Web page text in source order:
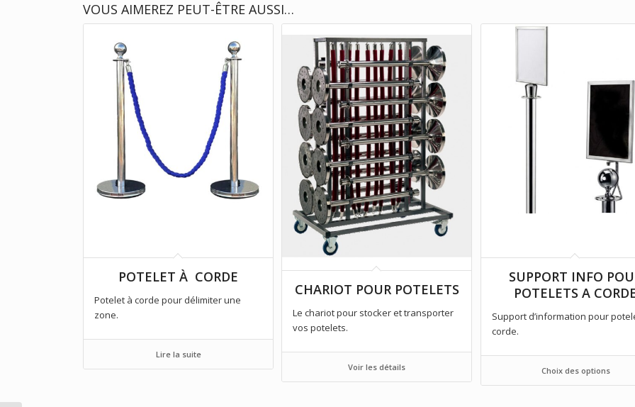
VOUS AIMEREZ PEUT-ÊTRE AUSSI…
POTELET À CORDE
Potelet à corde pour délimiter une
zone.
Lire la suite
CHARIOT POUR POTELETS
Le chariot pour stocker et transporter
vos potelets.
Voir les détails
SUPPORT INFO
POTELETS A
Support d’information pour
corde.
Choix des options